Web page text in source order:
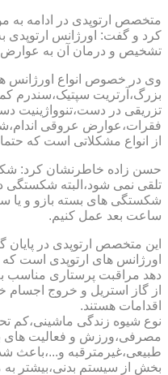
متخصص ارتوپدی در ادامه به
کرد و گفت: اورژانس ارتوپدی
تشخیص و درمان آن به
وی در خصوص انواع اورژانس
بزرگ،آرتریت سپتیک،سندرم
تزریقی در دست،تنوواژینیت
فقرات،عوارض عروقی
از انواع مشکلاتی است که حتما
حسن زاده خاطرنشان کرد:
تلقی نمی شود،البته شکستگی
ساعت بعد عمل کنیم.
این متخصص ارتوپدی در
اورژانس های ارتوپدی است که
دهد مراقبت پرستاری مناسب
از گاز استریل و خروج اجسام
اقدامات هستند.
نوع شیوه زندگی ماشینی،کم
مصرفی،ورزش و فعالیت های
طبیعی،غیرمترقبه و...،باعث
بخش از سیستم بدنی،بیشتر به